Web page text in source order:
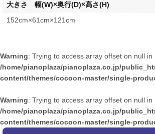
大きさ 幅(W)×奥行(D)×高さ(H)
152cm×61cm×121cm
Warning: Trying to access array offset on null in
/home/pianoplaza/pianoplaza.co.jp/
content/themes/cocoon-master/single-
Warning: Trying to access array offset on null in
/home/pianoplaza/pianoplaza.co.jp/
content/themes/cocoon-master/single-